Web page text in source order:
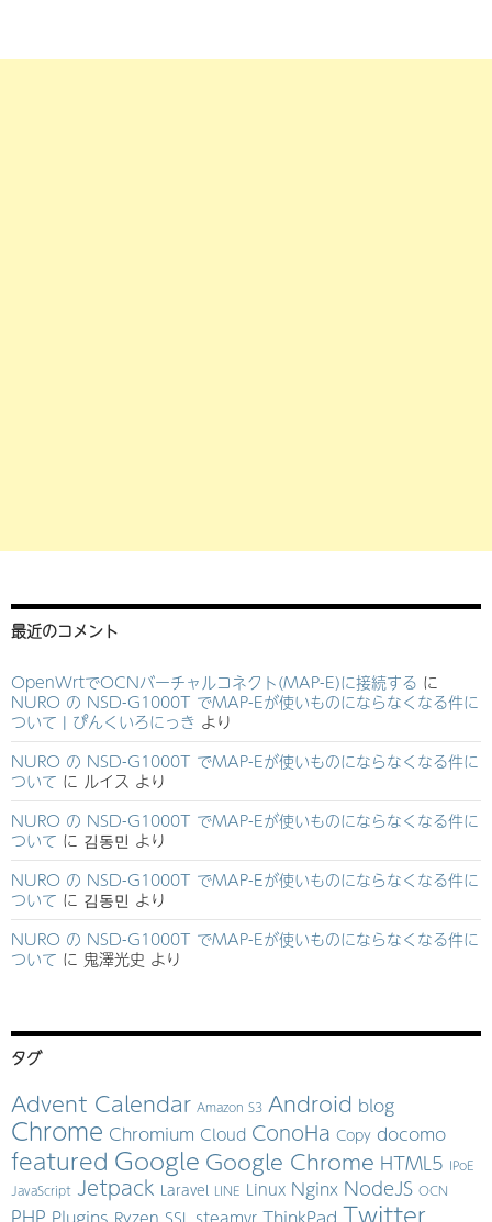
最近のコメント
OpenWrtでOCNバーチャルコネクト(MAP-E)に接続する に
NURO の NSD-G1000T でMAP-Eが使いものにならなくなる件に
ついて | ぴんくいろにっき より
NURO の NSD-G1000T でMAP-Eが使いものにならなくなる件に
ついて に ルイス より
NURO の NSD-G1000T でMAP-Eが使いものにならなくなる件に
ついて に 김동민 より
NURO の NSD-G1000T でMAP-Eが使いものにならなくなる件に
ついて に 김동민 より
NURO の NSD-G1000T でMAP-Eが使いものにならなくなる件に
ついて に 鬼澤光史 より
タグ
Advent Calendar Amazon S3 Android blog
Chrome Chromium Cloud ConoHa Copy docomo
featured Google Google Chrome HTML5 IPoE
JavaScript Jetpack Laravel LINE Linux Nginx NodeJS OCN
PHP Twitter